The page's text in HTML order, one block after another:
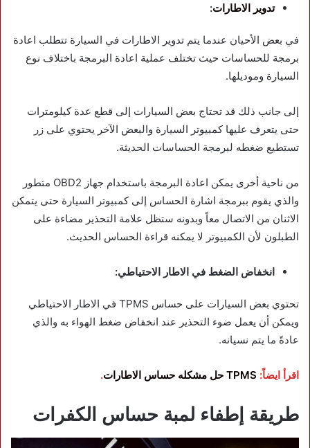
تدوير الاطارات:
في بعض الأحيان عندما يتم تدوير الاطارات في السيارة تتطلب اعادة
برمجة للحساسات حيث تختلف عملية اعادة البرمجة باختلاف نوع
السيارة وموديلها.
إلى جانب ذلك قد تحتاج بعض السيارات إلى قطع عدة كيلومترات
حتى يتعرف عليها كمبيوتر السيارة والبعض الآخر يحتوي على زر
تستطيع ضغطه لبرمجة الحساسات الحديثة.
من ناحية أخرى يمكن اعادة البرمجة باستخدام جهاز OBD2 متطور
والذي يقوم ببرمجة اشارة الحساس إلى كمبيوتر السيارة حتى يتمكن
الاثنان من الاتصال معاً وبدونه ستظل علامة التحذير مضاءة على
الطبلون لأن الكمبيوتر لا يمكنه قراءة الحساس الحديث.
انخفاض الضغط في الاطار الاحتياطي:
تحتوي بعض السيارات على حساس TPMS في الاطار الاحتياطي
ويمكن أن يعمل ضوء التحذير عند انخفاض ضغط الهواء به والذي
عادةً ما يتم نسيانه.
اقرأ ايضاً: TPMS حل مشكله حساس الاطارات .
طريقة إطفاء لمبة حساس الكفرات